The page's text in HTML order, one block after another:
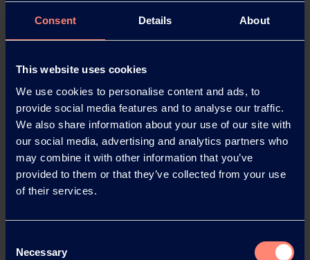
Consent Details About
This website uses cookies
We use cookies to personalise content and ads, to
provide social media features and to analyse our traffic.
We also share information about your use of our site with
our social media, advertising and analytics partners who
may combine it with other information that you’ve
provided to them or that they’ve collected from your use
of their services.
Selection
Necessary